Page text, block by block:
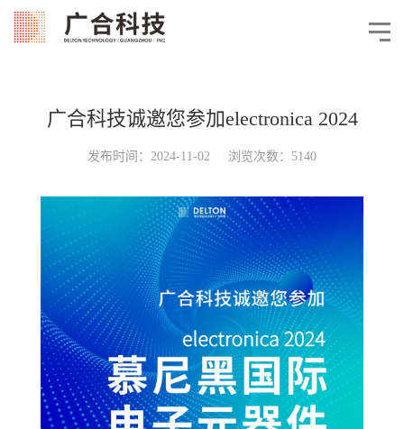
广合科技诚邀您参加electronica 2024
发布时间：2024-11-02 浏览次数：5140